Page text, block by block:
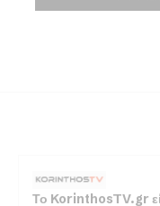
Το KorinthosTV.gr